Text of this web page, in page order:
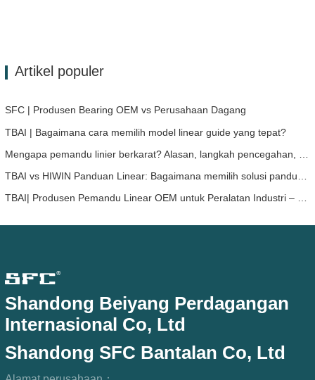
Artikel populer
SFC | Produsen Bearing OEM vs Perusahaan Dagang
TBAI | Bagaimana cara memilih model linear guide yang tepat?
TBAI| Produsen Pemandu Linear OEM untuk Peralatan Industri – TBAI Memperluas Solusi Gerakan Linear Kustom
Shandong Beiyang Perdagangan
Internasional Co, Ltd
Shandong SFC Bantalan Co, Ltd